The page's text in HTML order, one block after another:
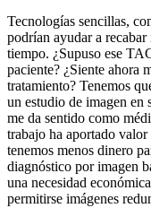
Tecnologías sencillas,
podrían ayudar a
tiempo. ¿Supuso ese
paciente? ¿Siente ahora
tratamiento? Tenemos
un estudio de imagen en
me da sentido como
trabajo ha aportado
tenemos menos dinero
diagnóstico por imagen
una necesidad
permitirse imágenes